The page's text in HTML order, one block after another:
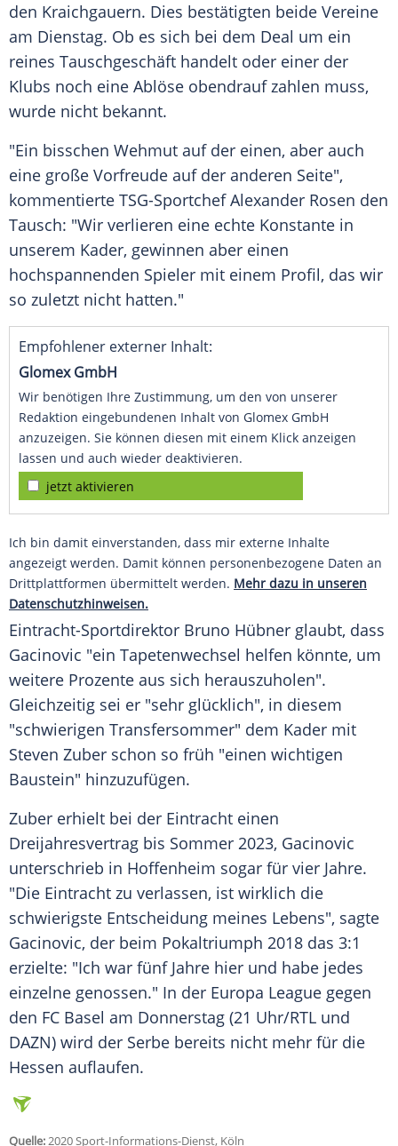
den Kraichgauern. Dies bestätigten beide Vereine
am Dienstag. Ob es sich bei dem Deal um ein
reines Tauschgeschäft handelt oder einer der
Klubs noch eine Ablöse obendrauf zahlen muss,
wurde nicht bekannt.
"Ein bisschen Wehmut auf der einen, aber auch
eine große Vorfreude auf der anderen Seite",
kommentierte TSG-SportchefAlexander Rosen den
Tausch: "Wir verlieren eine echte Konstante in
unserem Kader, gewinnen aber einen
hochspannenden Spieler mit einem Profil, das wir
so zuletzt nicht hatten."
Empfohlener externer Inhalt:
Glomex GmbH
Wir benötigen Ihre Zustimmung, um den von unserer
Redaktion eingebundenen Inhalt von Glomex GmbH
anzuzeigen. Sie können diesen mit einem Klick anzeigen
lassen und auch wieder deaktivieren.
jetzt aktivieren
Ich bin damit einverstanden, dass mir externe Inhalte
angezeigt werden. Damit können personenbezogene Daten an
Drittplattformen übermittelt werden. Mehr dazu in unseren
Datenschutzhinweisen.
Eintracht-Sportdirektor Bruno Hübner glaubt, dass
Gacinovic "ein Tapetenwechsel helfen könnte, um
weitere Prozente aus sich herauszuholen".
Gleichzeitig sei er "sehr glücklich", in diesem
"schwierigen Transfersommer" dem Kader mit
Steven Zuber schon so früh "einen wichtigen
Baustein" hinzuzufügen.
Zuber erhielt bei der Eintracht einen
Dreijahresvertrag bis Sommer 2023, Gacinovic
unterschrieb in Hoffenheim sogar für vier Jahre.
"Die Eintracht zu verlassen, ist wirklich die
schwierigste Entscheidung meines Lebens", sagte
Gacinovic, der beim Pokaltriumph 2018 das 3:1
erzielte: "Ich war fünf Jahre hier und habe jedes
einzelne genossen." In der Europa League gegen
den FC Basel am Donnerstag (21 Uhr/RTL und
DAZN) wird der Serbe bereits nicht mehr für die
Hessen auflaufen.
Quelle:2020 Sport-Informations-Dienst, Köln